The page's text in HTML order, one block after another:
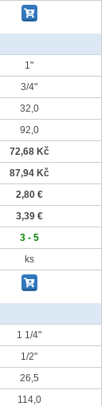
1"
3/4"
32,0
92,0
72,68 Kč
87,94 Kč
2,80 €
3,39 €
3 - 5
ks
1 1/4"
1/2"
26,5
114,0